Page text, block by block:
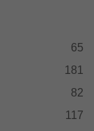
65
181
82
117